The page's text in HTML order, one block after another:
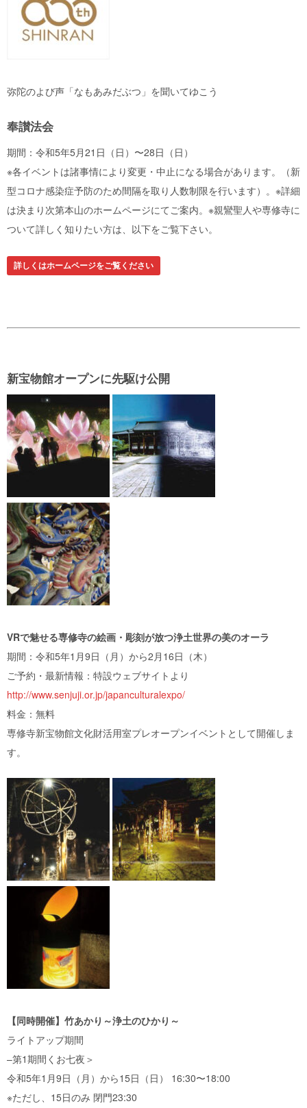
弥陀のよび声「なもあみだぶつ」を聞いてゆこう
奉讃法会
期間：令和5年5月21日（日）〜28日（日）
※各イベントは諸事情により変更・中止になる場合があります。（新
型コロナ感染症予防のため間隔を取り人数制限を行います）。※詳細
は決まり次第本山のホームページにてご案内。※親鸞聖人や専修寺に
ついて詳しく知りたい方は、以下をご覧下さい。
詳しくはホームページをご覧ください
新宝物館オープンに先駆け公開
VRで魅せる専修寺の絵画・彫刻が放つ浄土世界の美のオーラ
期間：令和5年1月9日（月）から2月16日（木）
ご予約・最新情報：特設ウェブサイトより
http://www.senjuji.or.jp/japanculturalexpo/
料金：無料
専修寺新宝物館文化財活用室プレオープンイベントとして開催しま
す。
【同時開催】竹あかり～浄土のひかり～
ライトアップ期間
–第1期間くお七夜＞
令和5年1月9日（月）から15日（日） 16:30〜18:00
※ただし、15日のみ 閉門23:30